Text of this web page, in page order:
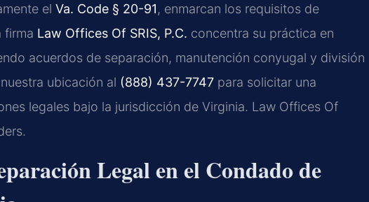
el Va. Code § 20-91, enmarcan los requisitos de
firma Law Offices Of SRIS, P.C. concentra su práctica en
acuerdos de separación, manutención conyugal y división
ubicación al (888) 437-7747 para solicitar una
legales bajo la jurisdicción de Virginia. Law Offices Of
Legal en el Condado de